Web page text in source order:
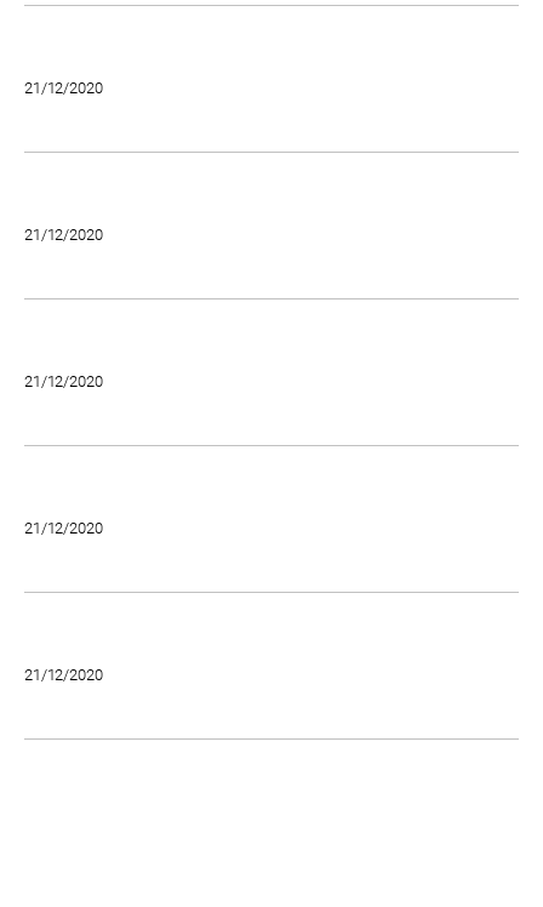
21/12/2020
21/12/2020
21/12/2020
21/12/2020
21/12/2020